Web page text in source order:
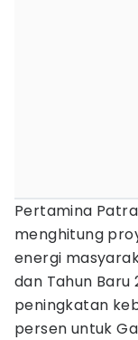
Pertamina
menghitung
energi
dan Tahun Baru
peningkatan
persen untuk